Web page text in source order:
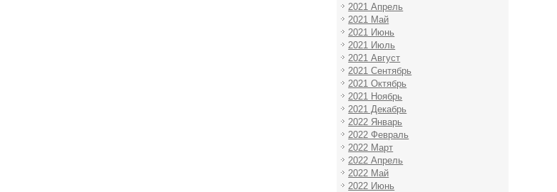
2021 Апрель
2021 Май
2021 Июнь
2021 Июль
2021 Август
2021 Сентябрь
2021 Октябрь
2021 Ноябрь
2021 Декабрь
2022 Январь
2022 Февраль
2022 Март
2022 Апрель
2022 Май
2022 Июнь